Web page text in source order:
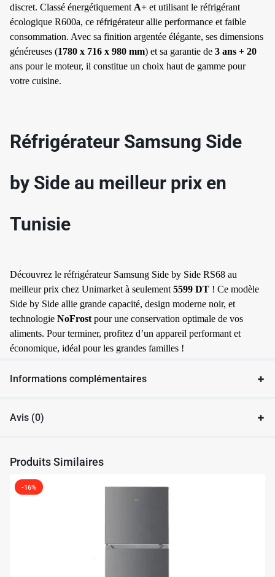
discret. Classé énergétiquementA+ et utilisant le réfrigérant
écologique R600a, ce réfrigérateur allie performance et faible
consommation. Avec sa finition argentée élégante, ses dimensions
généreuses (1780 x 716 x 980 mm) et sa garantie de 3 ans + 20
ans pour le moteur, il constitue un choix haut de gamme pour
votre cuisine.
Réfrigérateur Samsung Side
by Side au meilleur prix en
Tunisie
Découvrez le réfrigérateur Samsung Side by Side RS68 au
meilleur prix chez Unimarket à seulement 5599 DT ! Ce modèle
Side by Side allie grande capacité, design moderne noir, et
technologie NoFrost pour une conservation optimale de vos
aliments. Pour terminer, profitez d’un appareil performant et
économique, idéal pour les grandes familles !
Informations complémentaires
Avis (0)
Produits Similaires
-16%